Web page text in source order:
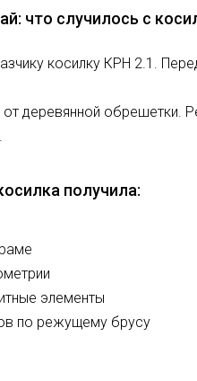
что случилось с
косилку КРН 2.1.
от деревянной обрешетки.
получила:
элементы
по режущему брусу